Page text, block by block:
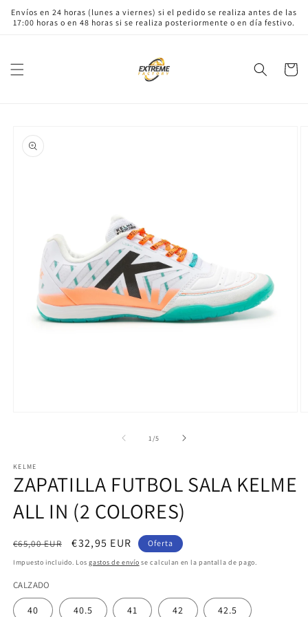
directamente
al contenido
Envíos en 24 horas (lunes a viernes) si el pedido se realiza antes de las
17:00 horas o en 48 horas si se realiza posteriormente o en día festivo.
Carrito
a la
información
una
ventana
modal
1/de
5
KELME
ZAPATILLA FUTBOL SALA KELME
ALL IN (2 COLORES)
Precio
habitual
€65,00 EUR
Precio
de
€32,95 EUR Oferta
Impuesto incluido. Losgastos de envío se calculan en la pantalla de pago.
CALZADO
40 40.5 41 42 42.5